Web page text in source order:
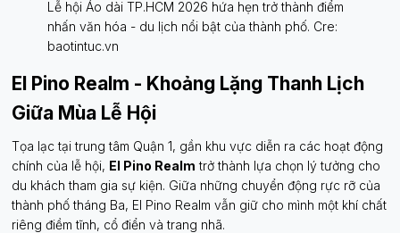
Lễ hội Áo dài TP.HCM 2026 hứa hẹn trở thành điểm
nhấn văn hóa - du lịch nổi bật của thành phố. Cre:
baotintuc.vn
El Pino Realm - Khoảng Lặng Thanh Lịch
Giữa Mùa Lễ Hội
Tọa lạc tại trung tâm Quận 1, gần khu vực diễn ra các hoạt động
chính của lễ hội, El Pino Realm trở thành lựa chọn lý tưởng cho
du khách tham gia sự kiện. Giữa những chuyển động rực rỡ của
thành phố tháng Ba, El Pino Realm vẫn giữ cho mình một khí chất
riêng điềm tĩnh, cổ điển và trang nhã.